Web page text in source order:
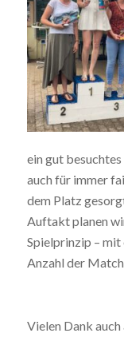
ein gut
auch für immer
dem Platz
Auftakt planen
Spielprinzip – mit
Anzahl der
Vielen Dank